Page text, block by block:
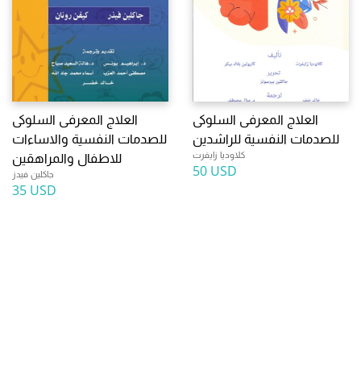
العلاج المعرفى السلوكى
للصدمات النفسية والاساءات
للاطفال والمراهقين
جاكلين فيدز
35 USD
العلاج المعرفى السلوكى
للصدمات النفسية للراشدين
كلاوديا زايفرت
50 USD